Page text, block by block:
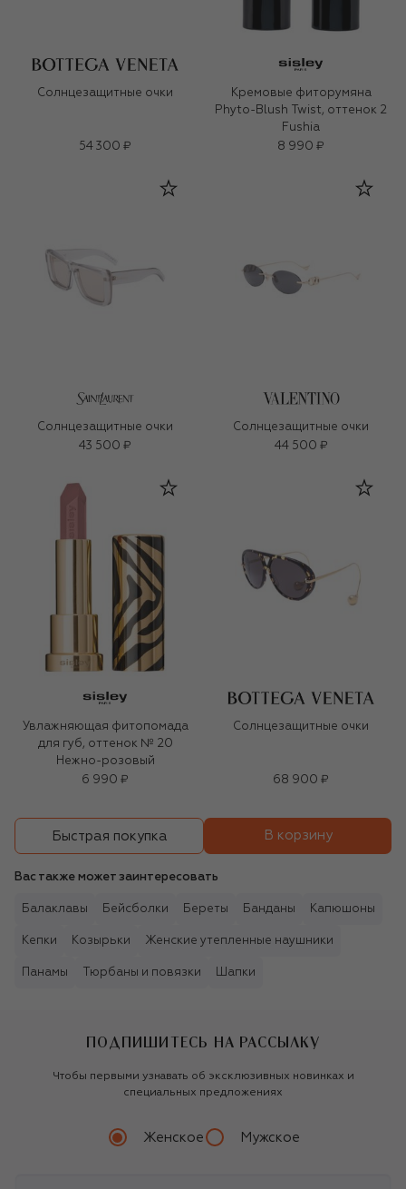
Солнцезащитные очки
54 300 ₽
Кремовые фиторумяна
Phyto-Blush Twist, оттенок 2
Fushia
8 990 ₽
Солнцезащитные очки
43 500 ₽
Солнцезащитные очки
44 500 ₽
Увлажняющая фитопомада
для губ, оттенок № 20
Нежно-розовый
6 990 ₽
Солнцезащитные очки
68 900 ₽
Быстрая покупка В корзину
Вас также может заинтересовать
Балаклавы Бейсболки Береты Банданы Капюшоны
Кепки Козырьки Женские утепленные наушники
Панамы Тюрбаны и повязки Шапки
ПОДПИШИТЕСЬ НА РАССЫЛКУ
Чтобы первыми узнавать об эксклюзивных новинках и
специальных предложениях
Женское Мужское